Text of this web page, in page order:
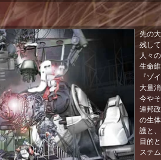
先の
残して
人々
生命
『ゾ
大量
今や
連邦
の生
護と
目的
ステ